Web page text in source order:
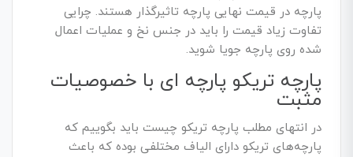
پارچه در قیمت نهایی پارچه تاثیرگذار هستند. چرایی
تفاوت زیاد قیمت را باید در جنس نخ و عملیات اعمال
شده روی پارچه جویا شوید.
پارچه تریکو پارچه ای با خصوصیات
مثبت
در انتهای مطلب پارچه تریکو چیست باید بگوییم که
پارچه‌های تریکو دارای الیاف مختلفی بوده که باعث